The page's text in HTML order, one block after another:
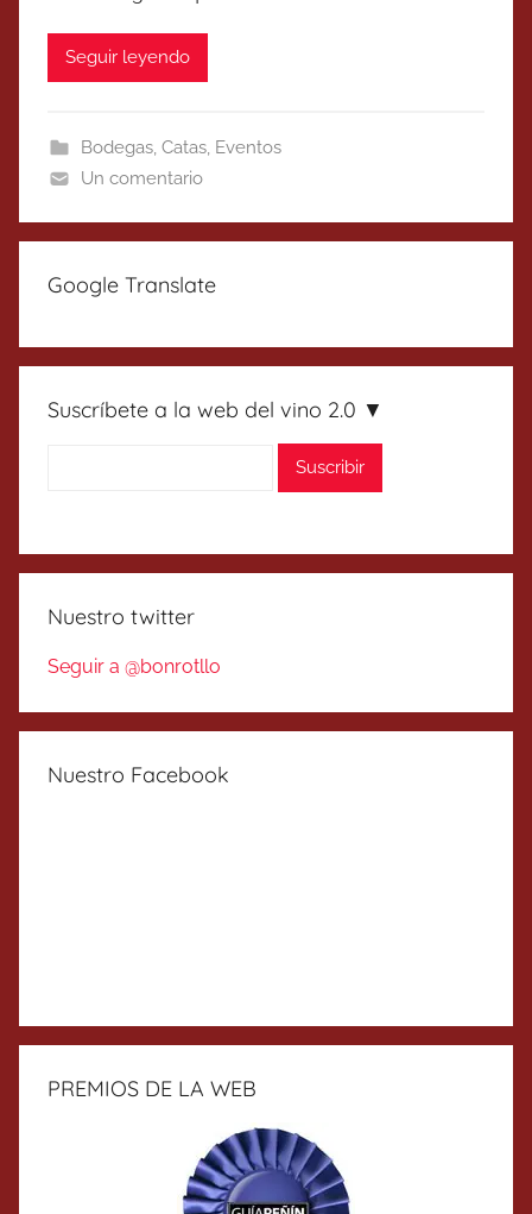
Seguir leyendo
Bodegas, Catas, Eventos
Un comentario
Google Translate
Suscríbete a la web del vino 2.0 ▼
Nuestro twitter
Seguir a @bonrotllo
Nuestro Facebook
PREMIOS DE LA WEB